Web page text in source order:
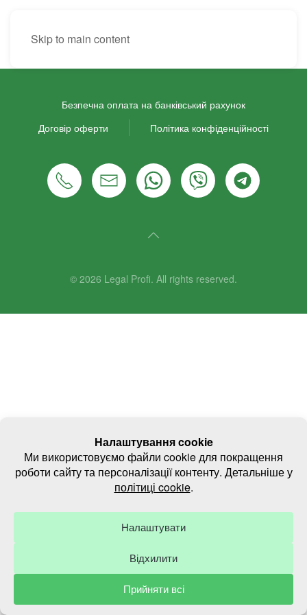
Skip to main content
Безпечна оплата на банківський рахунок
Договір оферти
Політика конфіденційності
© 2026 Legal Profi. All rights reserved.